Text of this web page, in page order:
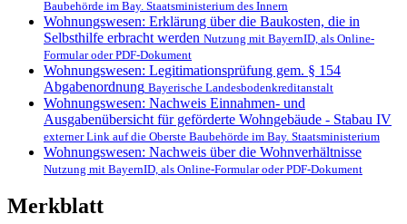
Baubehörde im Bay. Staatsministerium des Innern
Wohnungswesen: Erklärung über die Baukosten, die in
Selbsthilfe erbracht werden Nutzung mit BayernID, als Online-
Formular oder PDF-Dokument
Wohnungswesen: Legitimationsprüfung gem. § 154
Abgabenordnung Bayerische Landesbodenkreditanstalt
Wohnungswesen: Nachweis Einnahmen- und
Ausgabenübersicht für geförderte Wohngebäude - Stabau IV
externer Link auf die Oberste Baubehörde im Bay. Staatsministerium
Wohnungswesen: Nachweis über die Wohnverhältnisse
Nutzung mit BayernID, als Online-Formular oder PDF-Dokument
Merkblatt